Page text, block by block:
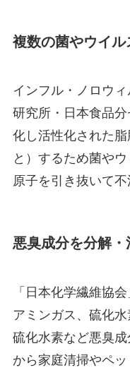
複数の菌やウイ
インフル・ノロウ
研究所・日本食品
化し活性化された
と）するため菌や
原子を引き抜いて不
悪臭成分を分解・
「日本化学繊維協
アミンガス、硫化
硫化水素など悪臭
から家庭清掃やペッ